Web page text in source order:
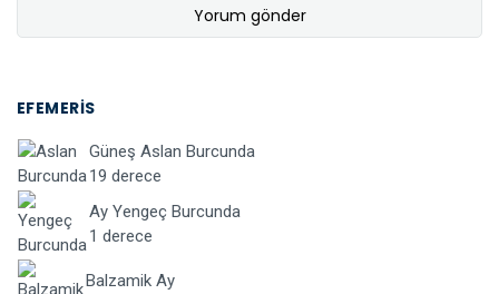
EFEMERIS
Güneş Aslan Burcunda
19 derece
Ay Yengeç Burcunda
1 derece
Balzamik Ay